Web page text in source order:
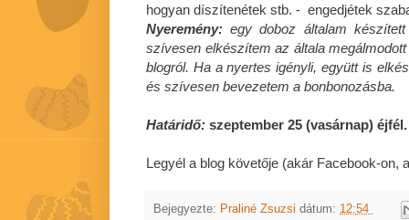
hogyan díszítenétek stb. - engedjétek
Nyeremény: egy doboz általam
szívesen elkészítem az általa
blogról. Ha a nyertes igényli, együtt is
és szívesen bevezetem a bonbonozásba.
Határidő: szeptember 25 (vasárnap) éjfél.
Legyél a blog követője (akár Facebook-on,
Bejegyezte: Praliné Zsuzsi dátum: 12:54